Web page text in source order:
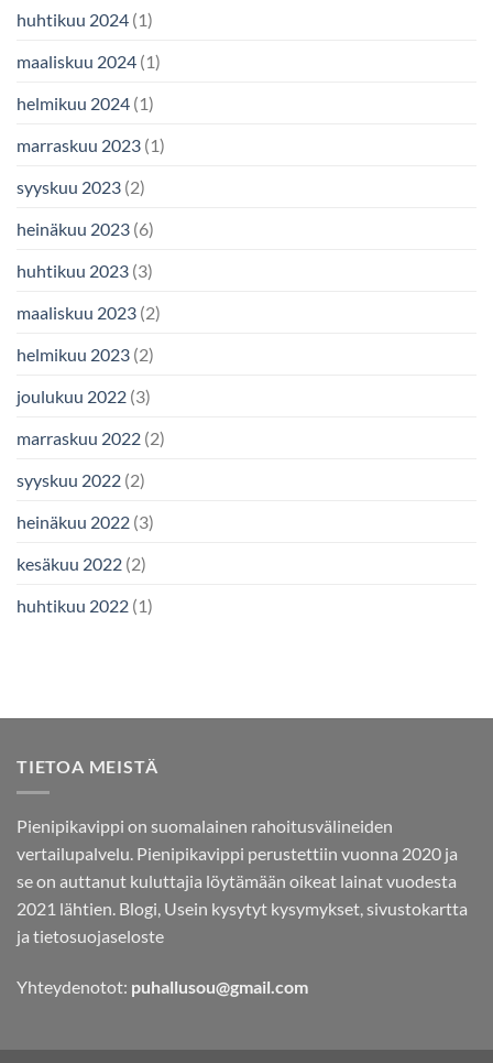
huhtikuu 2024 (1)
maaliskuu 2024 (1)
helmikuu 2024 (1)
marraskuu 2023 (1)
syyskuu 2023 (2)
heinäkuu 2023 (6)
huhtikuu 2023 (3)
maaliskuu 2023 (2)
helmikuu 2023 (2)
joulukuu 2022 (3)
marraskuu 2022 (2)
syyskuu 2022 (2)
heinäkuu 2022 (3)
kesäkuu 2022 (2)
huhtikuu 2022 (1)
TIETOA MEISTÄ
Pienipikavippi on suomalainen rahoitusvälineiden
vertailupalvelu. Pienipikavippi perustettiin vuonna 2020 ja
se on auttanut kuluttajia löytämään oikeat lainat vuodesta
2021 lähtien. Blogi, Usein kysytyt kysymykset,sivustokartta
ja tietosuojaseloste
Yhteydenotot: puhallusou@gmail.com